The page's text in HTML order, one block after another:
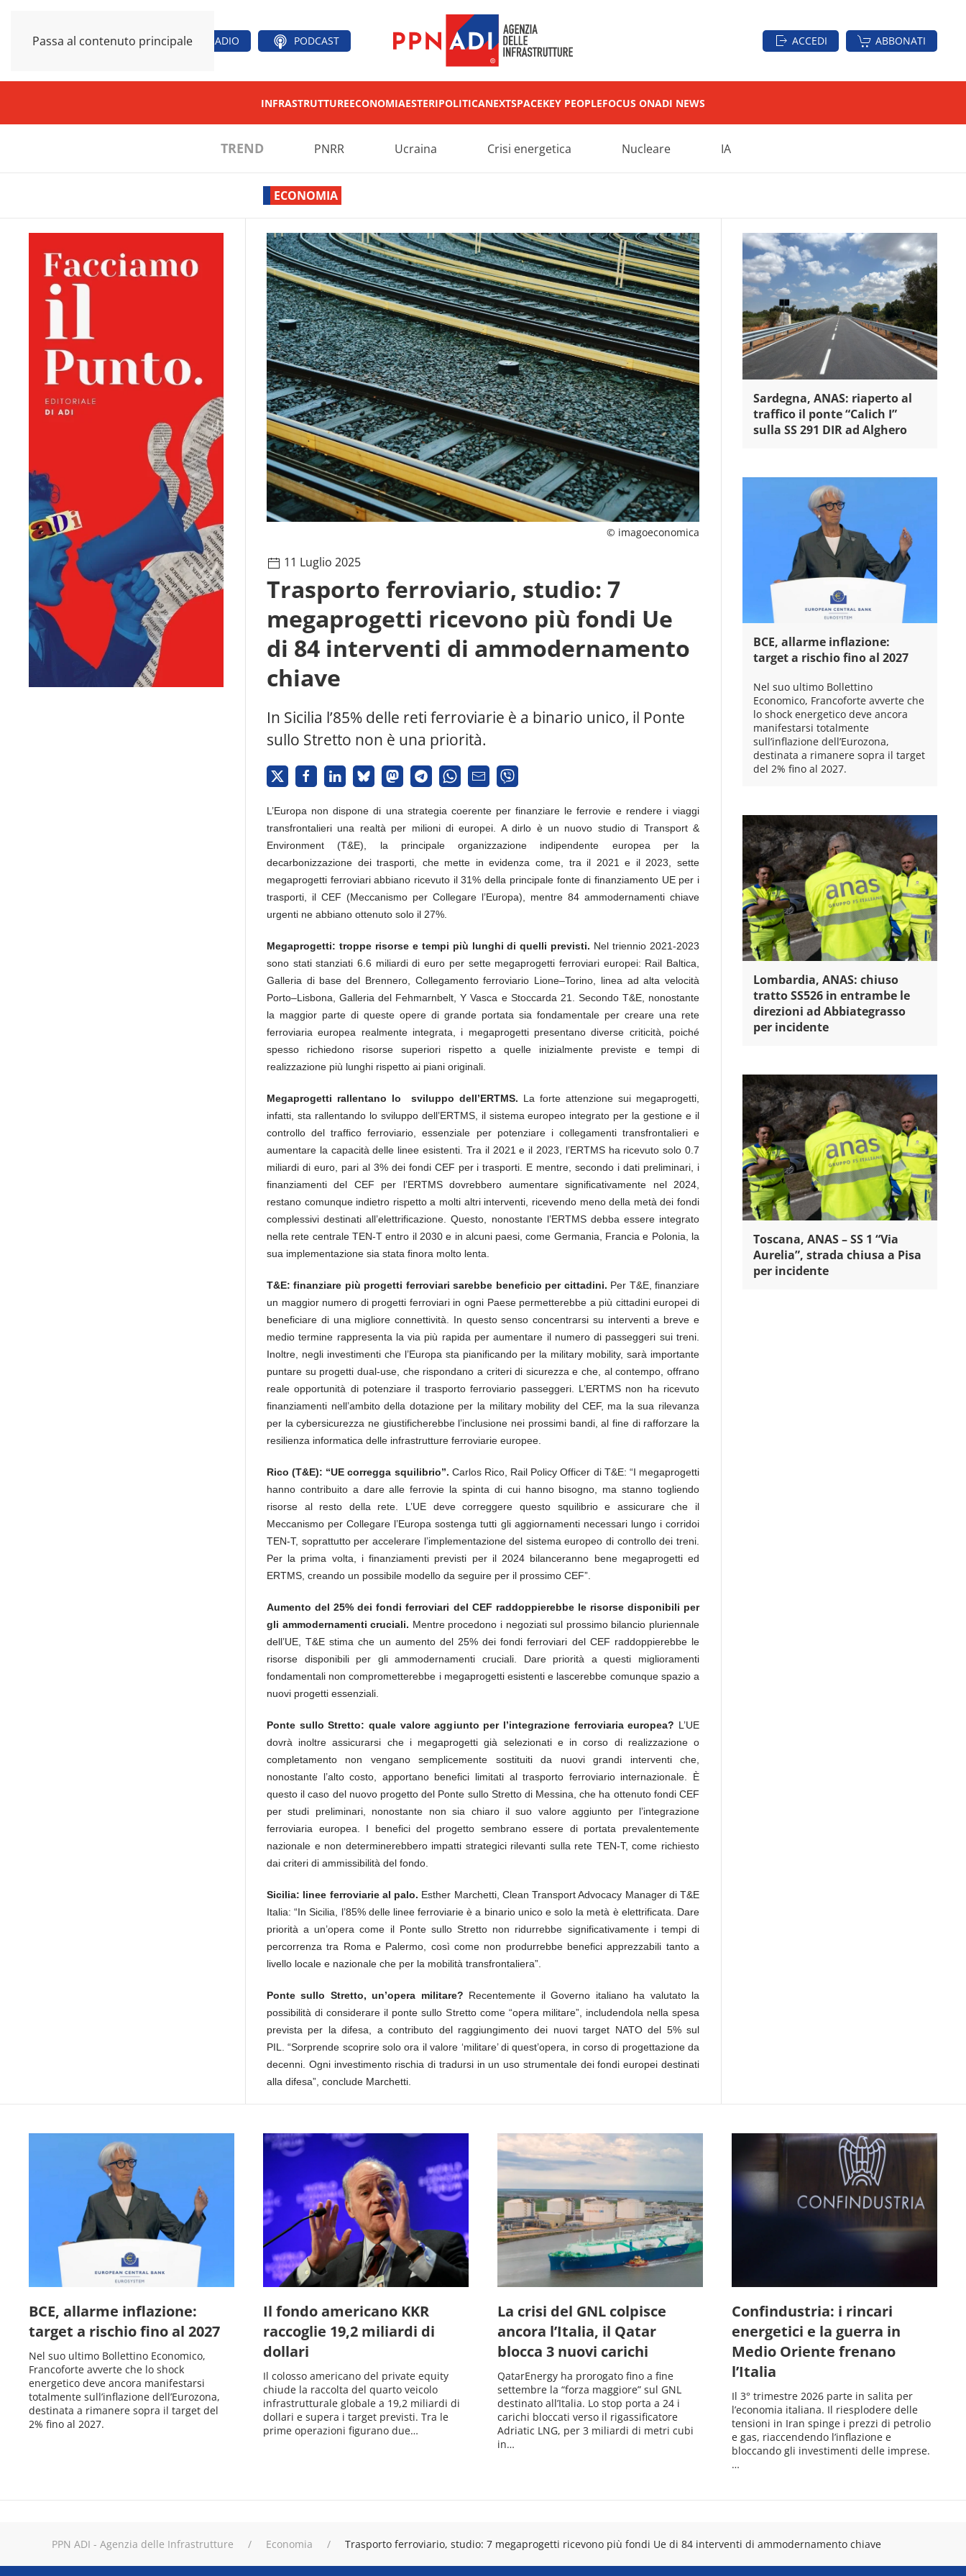
Passa al contenuto principale RADIO PODCAST ACCEDI ABBONATI
INFRASTRUTTUREECONOMIAESTERIPOLITICANEXTSPACEKEY PEOPLEFOCUS ONADI NEWS
TREND PNRR Ucraina Crisi energetica Nucleare IA
ECONOMIA
© imagoeconomica
11 Luglio 2025
Trasporto ferroviario, studio: 7
megaprogetti ricevono più fondi Ue
di 84 interventi di ammodernamento
chiave
In Sicilia l’85% delle reti ferroviarie è a binario unico, il Ponte
sullo Stretto non è una priorità.
L’Europa non dispone di una strategia coerente per finanziare le ferrovie e rendere i viaggi
transfrontalieri una realtà per milioni di europei. A dirlo è un nuovo studio di Transport &
Environment (T&E), la principale organizzazione indipendente europea per la
decarbonizzazione dei trasporti, che mette in evidenza come, tra il 2021 e il 2023, sette
megaprogetti ferroviari abbiano ricevuto il 31% della principale fonte di finanziamento UE per i
trasporti, il CEF (Meccanismo per Collegare l’Europa), mentre 84 ammodernamenti chiave
urgenti ne abbiano ottenuto solo il 27%.
Megaprogetti: troppe risorse e tempi più lunghi di quelli previsti. Nel triennio 2021-2023
sono stati stanziati 6.6 miliardi di euro per sette megaprogetti ferroviari europei: Rail Baltica,
Galleria di base del Brennero, Collegamento ferroviario Lione–Torino, linea ad alta velocità
Porto–Lisbona, Galleria del Fehmarnbelt, Y Vasca e Stoccarda 21. Secondo T&E, nonostante
la maggior parte di queste opere di grande portata sia fondamentale per creare una rete
ferroviaria europea realmente integrata, i megaprogetti presentano diverse criticità, poiché
spesso richiedono risorse superiori rispetto a quelle inizialmente previste e tempi di
realizzazione più lunghi rispetto ai piani originali.
Megaprogetti rallentano lo sviluppo dell’ERTMS. La forte attenzione sui megaprogetti,
infatti, sta rallentando lo sviluppo dell’ERTMS, il sistema europeo integrato per la gestione e il
controllo del traffico ferroviario, essenziale per potenziare i collegamenti transfrontalieri e
aumentare la capacità delle linee esistenti. Tra il 2021 e il 2023, l’ERTMS ha ricevuto solo 0.7
miliardi di euro, pari al 3% dei fondi CEF per i trasporti. E mentre, secondo i dati preliminari, i
finanziamenti del CEF per l’ERTMS dovrebbero aumentare significativamente nel 2024,
restano comunque indietro rispetto a molti altri interventi, ricevendo meno della metà dei fondi
complessivi destinati all’elettrificazione. Questo, nonostante l’ERTMS debba essere integrato
nella rete centrale TEN-T entro il 2030 e in alcuni paesi, come Germania, Francia e Polonia, la
sua implementazione sia stata finora molto lenta.
T&E: finanziare più progetti ferroviari sarebbe beneficio per cittadini. Per T&E, finanziare
un maggior numero di progetti ferroviari in ogni Paese permetterebbe a più cittadini europei di
beneficiare di una migliore connettività. In questo senso concentrarsi su interventi a breve e
medio termine rappresenta la via più rapida per aumentare il numero di passeggeri sui treni.
Inoltre, negli investimenti che l’Europa sta pianificando per la military mobility, sarà importante
puntare su progetti dual-use, che rispondano a criteri di sicurezza e che, al contempo, offrano
reale opportunità di potenziare il trasporto ferroviario passeggeri. L’ERTMS non ha ricevuto
finanziamenti nell’ambito della dotazione per la military mobility del CEF, ma la sua rilevanza
per la cybersicurezza ne giustificherebbe l’inclusione nei prossimi bandi, al fine di rafforzare la
resilienza informatica delle infrastrutture ferroviarie europee.
Rico (T&E): “UE corregga squilibrio”. Carlos Rico, Rail Policy Officer di T&E: “I megaprogetti
hanno contribuito a dare alle ferrovie la spinta di cui hanno bisogno, ma stanno togliendo
risorse al resto della rete. L’UE deve correggere questo squilibrio e assicurare che il
Meccanismo per Collegare l’Europa sostenga tutti gli aggiornamenti necessari lungo i corridoi
TEN-T, soprattutto per accelerare l’implementazione del sistema europeo di controllo dei treni.
Per la prima volta, i finanziamenti previsti per il 2024 bilanceranno bene megaprogetti ed
ERTMS, creando un possibile modello da seguire per il prossimo CEF”.
Aumento del 25% dei fondi ferroviari del CEF raddoppierebbe le risorse disponibili per
gli ammodernamenti cruciali. Mentre procedono i negoziati sul prossimo bilancio pluriennale
dell’UE, T&E stima che un aumento del 25% dei fondi ferroviari del CEF raddoppierebbe le
risorse disponibili per gli ammodernamenti cruciali. Dare priorità a questi miglioramenti
fondamentali non comprometterebbe i megaprogetti esistenti e lascerebbe comunque spazio a
nuovi progetti essenziali.
Ponte sullo Stretto: quale valore aggiunto per l’integrazione ferroviaria europea? L’UE
dovrà inoltre assicurarsi che i megaprogetti già selezionati e in corso di realizzazione o
completamento non vengano semplicemente sostituiti da nuovi grandi interventi che,
nonostante l’alto costo, apportano benefici limitati al trasporto ferroviario internazionale. È
questo il caso del nuovo progetto del Ponte sullo Stretto di Messina, che ha ottenuto fondi CEF
per studi preliminari, nonostante non sia chiaro il suo valore aggiunto per l’integrazione
ferroviaria europea. I benefici del progetto sembrano essere di portata prevalentemente
nazionale e non determinerebbero impatti strategici rilevanti sulla rete TEN-T, come richiesto
dai criteri di ammissibilità del fondo.
Sicilia: linee ferroviarie al palo. Esther Marchetti, Clean Transport Advocacy Manager di T&E
Italia: “In Sicilia, l’85% delle linee ferroviarie è a binario unico e solo la metà è elettrificata. Dare
priorità a un’opera come il Ponte sullo Stretto non ridurrebbe significativamente i tempi di
percorrenza tra Roma e Palermo, così come non produrrebbe benefici apprezzabili tanto a
livello locale e nazionale che per la mobilità transfrontaliera”.
Ponte sullo Stretto, un’opera militare? Recentemente il Governo italiano ha valutato la
possibilità di considerare il ponte sullo Stretto come “opera militare”, includendola nella spesa
prevista per la difesa, a contributo del raggiungimento dei nuovi target NATO del 5% sul
PIL. “Sorprende scoprire solo ora il valore ‘militare’ di quest’opera, in corso di progettazione da
decenni. Ogni investimento rischia di tradursi in un uso strumentale dei fondi europei destinati
alla difesa”, conclude Marchetti.
Sardegna, ANAS: riaperto al
traffico il ponte “Calich I”
sulla SS 291 DIR ad Alghero
BCE, allarme inflazione:
target a rischio fino al 2027
Nel suo ultimo Bollettino
Economico, Francoforte avverte che
lo shock energetico deve ancora
manifestarsi totalmente
sull’inflazione dell’Eurozona,
destinata a rimanere sopra il target
del 2% fino al 2027.
Lombardia, ANAS: chiuso
tratto SS526 in entrambe le
direzioni ad Abbiategrasso
per incidente
Toscana, ANAS – SS 1 “Via
Aurelia”, strada chiusa a Pisa
per incidente
BCE, allarme inflazione:
target a rischio fino al 2027
Nel suo ultimo Bollettino Economico,
Francoforte avverte che lo shock
energetico deve ancora manifestarsi
totalmente sull’inflazione dell’Eurozona,
destinata a rimanere sopra il target del
2% fino al 2027.
Il fondo americano KKR
raccoglie 19,2 miliardi di
dollari
Il colosso americano del private equity
chiude la raccolta del quarto veicolo
infrastrutturale globale a 19,2 miliardi di
dollari e supera i target previsti. Tra le
prime operazioni figurano due…
La crisi del GNL colpisce
ancora l’Italia, il Qatar
blocca 3 nuovi carichi
QatarEnergy ha prorogato fino a fine
settembre la “forza maggiore” sul GNL
destinato all’Italia. Lo stop porta a 24 i
carichi bloccati verso il rigassificatore
Adriatic LNG, per 3 miliardi di metri cubi
in…
Confindustria: i rincari
energetici e la guerra in
Medio Oriente frenano
l’Italia
Il 3° trimestre 2026 parte in salita per
l’economia italiana. Il riesplodere delle
tensioni in Iran spinge i prezzi di petrolio
e gas, riaccendendo l’inflazione e
bloccando gli investimenti delle imprese.
…
PPN ADI - Agenzia delle Infrastrutture Economia Trasporto ferroviario, studio: 7 megaprogetti ricevono più fondi Ue di 84 interventi di ammodernamento chiave